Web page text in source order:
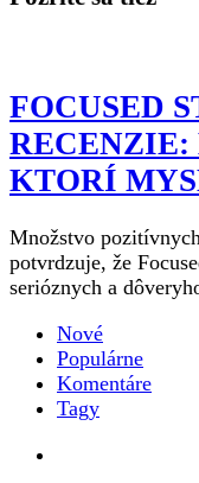
FOCUSED
RECENZIE:
KTORÍ
Množstvo
potvrdzuje, že
serióznych a
Nové
Populárne
Komentáre
Tagy